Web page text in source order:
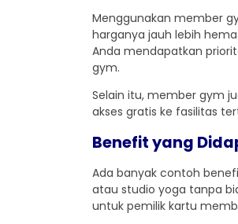
Menggunakan member
harganya jauh lebih
Anda mendapatkan
gym.
Selain itu, member gym
akses gratis ke fasilitas
Benefit yang
Ada banyak contoh
atau studio yoga tanpa
untuk pemilik kartu